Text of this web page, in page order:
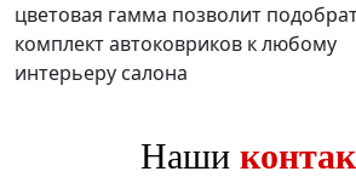
цветовая гамма позволит
комплект автоковриков к любому
интерьеру салона
Наши